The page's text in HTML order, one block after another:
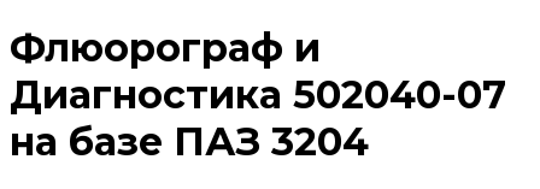
Флюорограф и
Диагностика 502040-07
на базе ПАЗ 3204